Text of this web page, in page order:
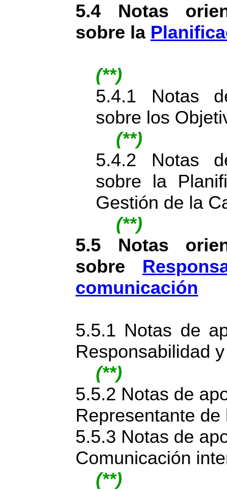
5.4 Notas
sobre la
(**)
5.4.1 Notas
sobre los
(**)
5.4.2 Notas
sobre la
Gestión de la
(**)
5.5 Notas
sobre
comunicación
5.5.1 Notas de
Responsabilidad
(**)
5.5.2 Notas de
Representante
5.5.3 Notas de
Comunicación
(**)